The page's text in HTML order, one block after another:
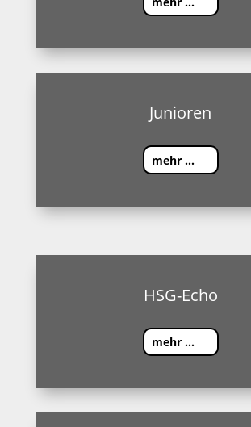
Junioren
mehr ...
HSG-Echo
mehr ...